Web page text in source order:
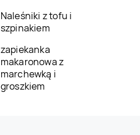
Naleśniki z tofu i
szpinakiem
zapiekanka
makaronowa z
marchewką i
groszkiem